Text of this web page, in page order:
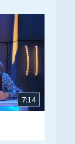
7:14